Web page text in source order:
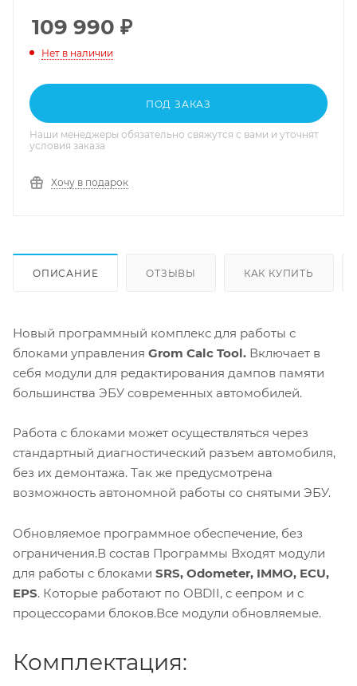
109 990 ₽
Нет в наличии
ПОД ЗАКАЗ
Наши менеджеры обязательно свяжутся с вами и уточнят
условия заказа
Хочу в подарок
ОПИСАНИЕ ОТЗЫВЫ КАК КУПИТЬ
Новый программный комплекс для работы с
блоками управления Grom Calc Tool. Включает в
себя модули для редактирования дампов памяти
большинства ЭБУ современных автомобилей.
Работа с блоками может осуществляться через
стандартный диагностический разъем автомобиля,
без их демонтажа. Так же предусмотрена
возможность автономной работы со снятыми ЭБУ.
Обновляемое программное обеспечение, без
ограничения.В состав Программы Входят модули
для работы с блоками SRS, Odometer, IMMO, ECU,
EPS. Которые работают по OBDII, с еепром и с
процессорами блоков.Все модули обновляемые.
Комплектация: